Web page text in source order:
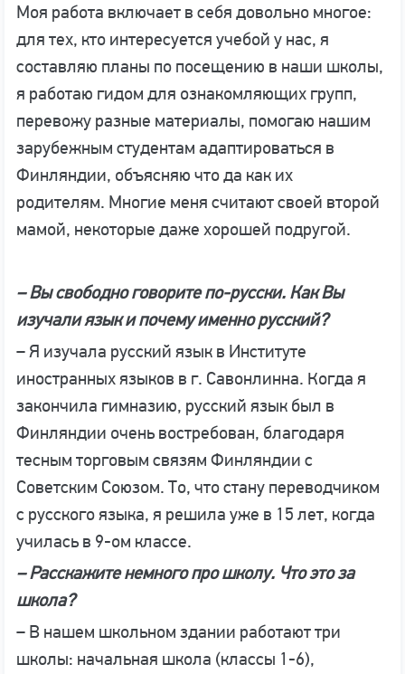
Моя работа включает в себя довольно многое:
для тех, кто интересуется учебой у нас, я
составляю планы по посещению в наши школы,
я работаю гидом для ознакомляющих групп,
перевожу разные материалы, помогаю нашим
зарубежным студентам адаптироваться в
Финляндии, объясняю что да как их
родителям. Многие меня считают своей второй
мамой, некоторые даже хорошей подругой.
–Вы свободно говорите по-русски. Как Вы
изучали язык и почему именно русский?
– Я изучала русский язык в Институте
иностранных языков в г. Савонлинна. Когда я
закончила гимназию, русский язык был в
Финляндии очень востребован, благодаря
тесным торговым связям Финляндии с
Советским Союзом. То, что стану переводчиком
с русского языка, я решила уже в 15 лет, когда
училась в 9-ом классе.
– Расскажите немного про школу. Что это за
школа?
– В нашем школьном здании работают три
школы: начальная школа (классы 1-6),